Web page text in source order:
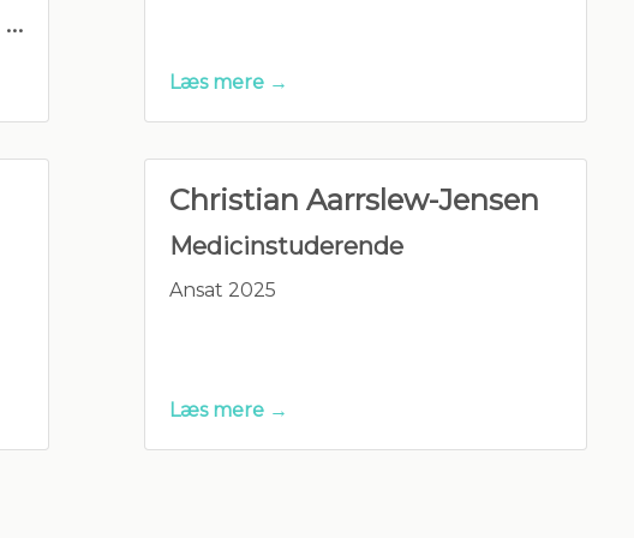
Læs mere →
Christian Aarrslew-Jensen
Medicinstuderende
Ansat 2025
Læs mere →